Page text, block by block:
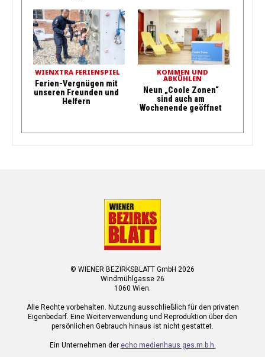
WIENXTRA FERIENSPIEL
Ferien-Vergnügen mit
unseren Freunden und
Helfern
KOMMEN UND
ABKÜHLEN
Neun „Coole Zonen“
sind auch am
Wochenende geöffnet
© WIENER BEZIRKSBLATT GmbH 2026
Windmühlgasse 26
1060 Wien.
Alle Rechte vorbehalten. Nutzung ausschließlich für den privaten
Eigenbedarf. Eine Weiterverwendung und Reproduktion über den
persönlichen Gebrauch hinaus ist nicht gestattet.
Ein Unternehmen der echo medienhaus ges.m.b.h.